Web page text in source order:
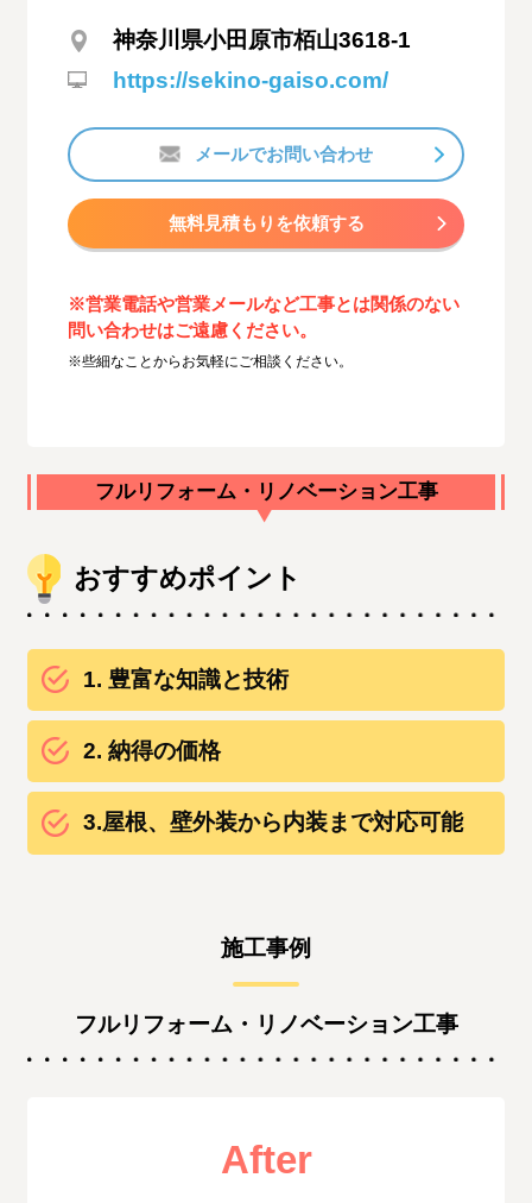
神奈川県小田原市栢山3618-1
https://sekino-gaiso.com/
メールでお問い合わせ
無料見積もりを依頼する
※営業電話や営業メールなど工事とは関係のない
問い合わせはご遠慮ください。
※些細なことからお気軽にご相談ください。
フルリフォーム・リノベーション工事
おすすめポイント
1. 豊富な知識と技術
2. 納得の価格
3.屋根、壁外装から内装まで対応可能
施工事例
フルリフォーム・リノベーション工事
After